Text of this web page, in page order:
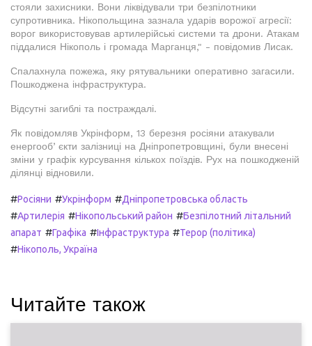
стояли захисники. Вони ліквідували три безпілотники
супротивника. Нікопольщина зазнала ударів ворожої агресії:
ворог використовував артилерійські системи та дрони. Атакам
піддалися Нікополь і громада Марганця," - повідомив Лисак.
Спалахнула пожежа, яку рятувальники оперативно загасили.
Пошкоджена інфраструктура.
Відсутні загиблі та постраждалі.
Як повідомляв Укрінформ, 13 березня росіяни атакували
енергообʼєкти залізниці на Дніпропетровщині, були внесені
зміни у графік курсування кількох поїздів. Рух на пошкодженій
ділянці відновили.
#Росіяни #Укрінформ #Дніпропетровська область
#Артилерія #Нікопольський район #Безпілотний літальний
апарат #Графіка #Інфраструктура #Терор (політика)
#Нікополь, Україна
Читайте також